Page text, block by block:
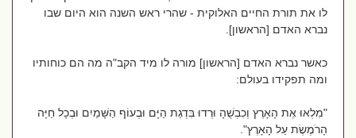
לו את תורת החיים האלוקית - שהרי ראש השנה הוא היום שבו
נברא האדם [הראשון].
כאשר נברא האדם [הראשון] מורה לו מיד הקב"ה מה הם כוחותיו
ומה תפקידו בעולם:
"מִלְאוּ אֶת הָאָרֶץ וְכִבְשֻׁהָ וּרְדוּ בִּדְגַת הַיָּם וּבְעוֹף הַשָּׁמַיִם וּבְכָל חַיָּה
הָרֹמֶשֶׂת עַל הָאָרֶץ".